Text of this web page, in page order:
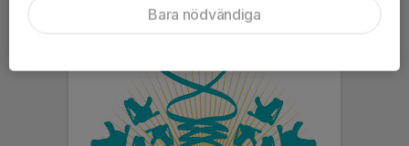
Bara nödvändiga